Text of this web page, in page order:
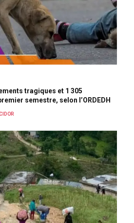
tragiques et 1 305
semestre, selon l’ORDEDH